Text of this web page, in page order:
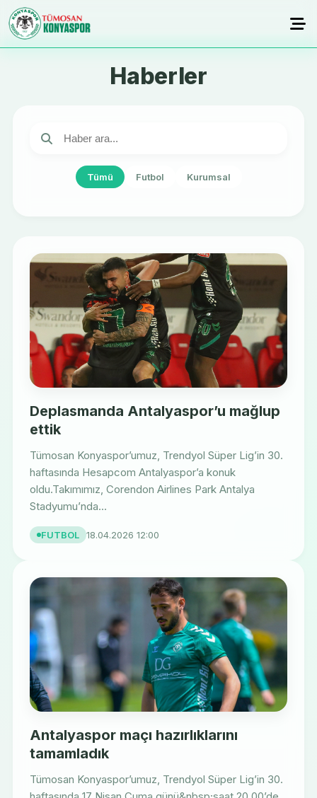
Haberler
Tümü Futbol Kurumsal
Deplasmanda Antalyaspor’u mağlup
ettik
Tümosan Konyaspor’umuz, Trendyol Süper Lig’in 30.
haftasında Hesapcom Antalyaspor’a konuk
oldu.Takımımız, Corendon Airlines Park Antalya
Stadyumu’nda...
FUTBOL 18.04.2026 12:00
Antalyaspor maçı hazırlıklarını
tamamladık
Tümosan Konyaspor’umuz, Trendyol Süper Lig’in 30.